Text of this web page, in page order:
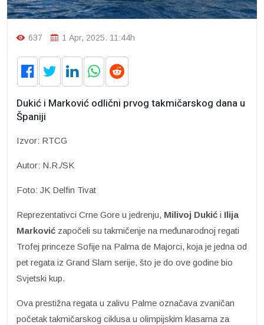
637 1 Apr, 2025. 11:44h
Dukić i Marković odlični prvog takmičarskog dana u
Španiji
Izvor: RTCG
Autor: N.R./SK
Foto: JK Delfin Tivat
Reprezentativci Crne Gore u jedrenju, Milivoj Dukić i Ilija
Marković započeli su takmičenje na međunarodnoj regati
Trofej princeze Sofije na Palma de Majorci, koja je jedna od
pet regata iz Grand Slam serije, što je do ove godine bio
Svjetski kup.
Ova prestižna regata u zalivu Palme označava zvaničan
početak takmičarskog ciklusa u olimpijskim klasama za